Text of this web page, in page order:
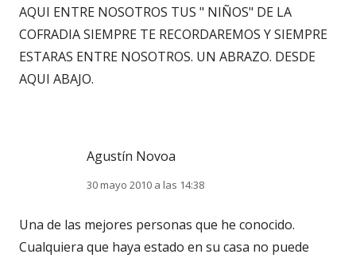
AQUI ENTRE NOSOTROS TUS " NIÑOS" DE LA
COFRADIA SIEMPRE TE RECORDAREMOS Y SIEMPRE
ESTARAS ENTRE NOSOTROS. UN ABRAZO. DESDE
AQUI ABAJO.
Agustín Novoa
30 mayo 2010 a las 14:38
Una de las mejores personas que he conocido.
Cualquiera que haya estado en su casa no puede